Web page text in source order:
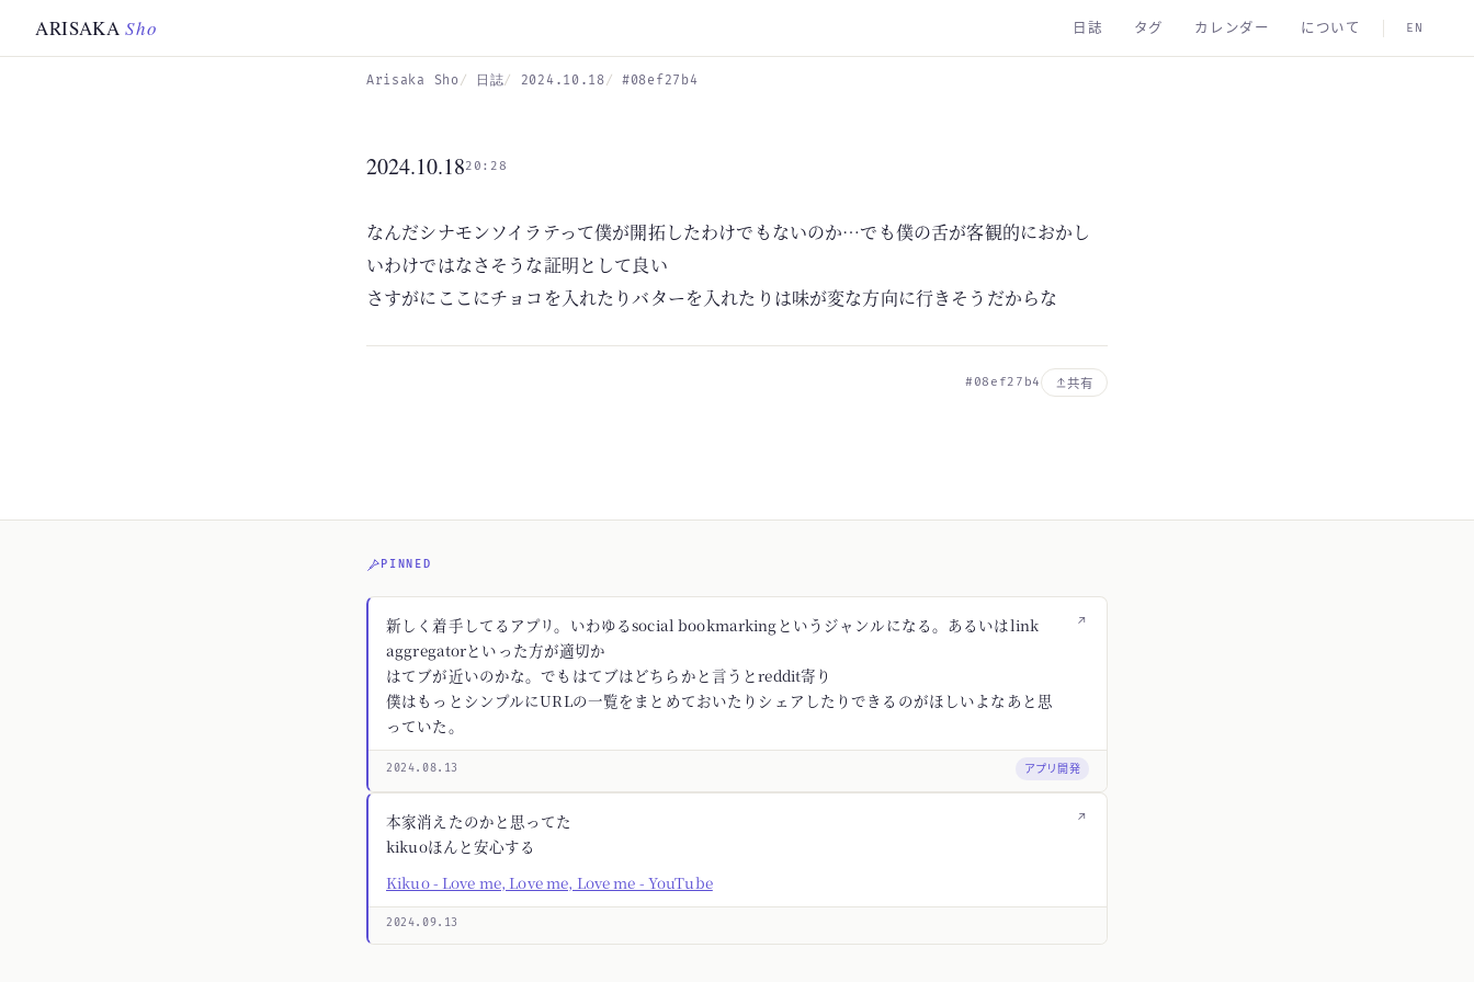
ARISAKASho 日誌 タグ カレンダー について EN
Arisaka Sho 日誌 2024.10.18 #08ef27b4
2024.10.1820:28
なんだシナモンソイラテって僕が開拓したわけでもないのか…でも僕の舌が客観的におかし
いわけではなさそうな証明として良い
さすがにここにチョコを入れたりバターを入れたりは味が変な方向に行きそうだからな
#08ef27b4 共有
PINNED
↗
新しく着手してるアプリ。いわゆるsocial bookmarkingというジャンルになる。あるいはlink
aggregatorといった方が適切か
はてブが近いのかな。でもはてブはどちらかと言うとreddit寄り
僕はもっとシンプルにURLの一覧をまとめておいたりシェアしたりできるのがほしいよなあと思
っていた。
2024.08.13 アプリ開発
↗
本家消えたのかと思ってた
kikuoほんと安心する
Kikuo - Love me, Love me, Love me - YouTube
2024.09.13